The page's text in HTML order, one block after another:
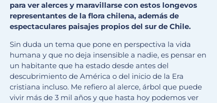
para ver alerces y maravillarse con estos longevos
representantes de la flora chilena, además de
espectaculares paisajes propios del sur de Chile.
Sin duda un tema que pone en perspectiva la vida
humana y que no deja insensible a nadie, es pensar en
un habitante que ha estado desde antes del
descubrimiento de América o del inicio de la Era
cristiana incluso. Me refiero al alerce, árbol que puede
vivir más de 3 mil años y que hasta hoy podemos ver